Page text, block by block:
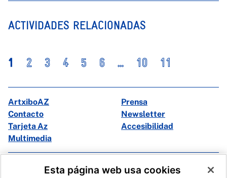
ACTIVIDADES RELACIONADAS
1 2 3 4 5 6 ... 10 11
ArtxiboAZ
Prensa
Contacto
Newsletter
Tarjeta Az
Accesibilidad
Multimedia
Facebook
X
Esta página web usa cookies